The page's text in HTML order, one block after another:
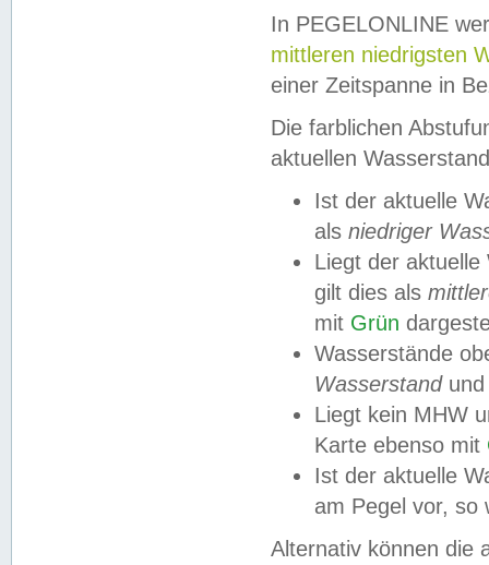
In PEGELONLINE
mittleren niedrigsten
einer Zeitspanne in
Die farblichen
aktuellen
Ist der aktuelle
als niedriger
Liegt der
gilt dies als
mit Grün
Wasserstände
Wasserstandund
Liegt kein MHW
Karte ebenso mit
Ist der aktuelle
am Pegel vor,
Alternativ können die